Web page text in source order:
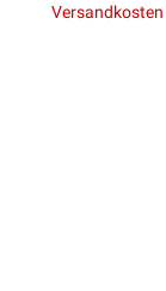
Versandkosten